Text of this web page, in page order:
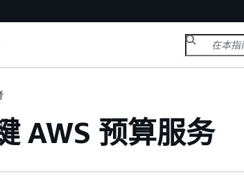
AWS 预算服务